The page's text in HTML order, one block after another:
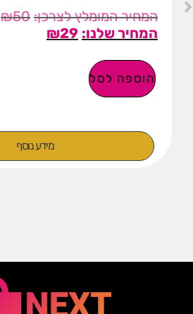
₪50
₪29
הוספה לסל
מידע נוסף